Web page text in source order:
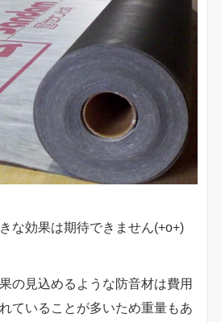
な効果は期待できません(+o+)
の見込めるような防音材は費用
ていることが多いため重量もあ